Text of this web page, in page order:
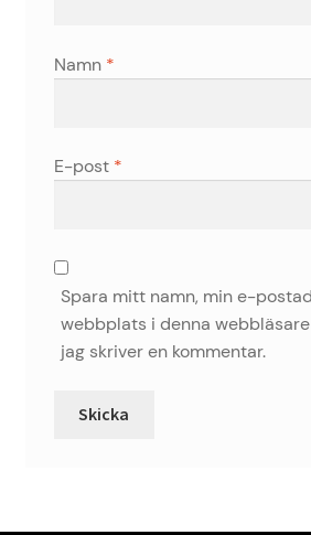
Namn *
E-post *
Spara mitt namn, min e-
webbplats i denna
jag skriver en kommentar.